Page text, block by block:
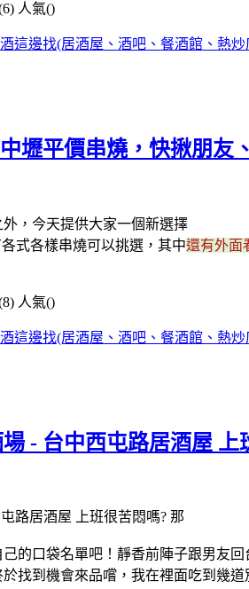
人氣()
這邊找(居酒屋、酒吧、餐酒館、熱炒
壢平價串燒，快揪朋友
，今天提供大家一個新選擇
式各樣串燒可以挑選，其中還有外面
人氣()
這邊找(居酒屋、酒吧、餐酒館、熱炒
- 台中西屯路居酒屋
的口袋名單吧！ 靜香前陣子跟男友回
找到機會來品嚐， 我在裡面吃到幾